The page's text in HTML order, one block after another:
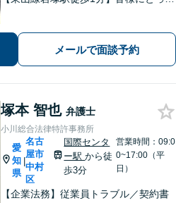
メールで面談予約
塚本 智也 弁護士
小川総合法律特許事務所
愛
知
県
|
名古
屋市
中村
区
国際センタ
ー駅から徒
歩3分
営業時間：09:0
0~17:00（平
日）
【企業法務】従業員トラブル／契約書